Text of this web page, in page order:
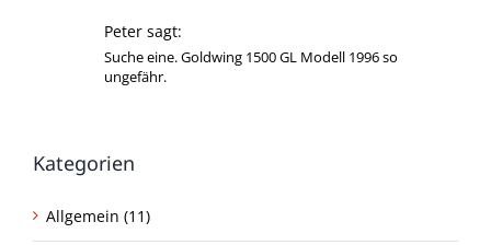
Peter sagt:
Suche eine. Goldwing 1500 GL Modell 1996 so
ungefähr.
Kategorien
Allgemein (11)